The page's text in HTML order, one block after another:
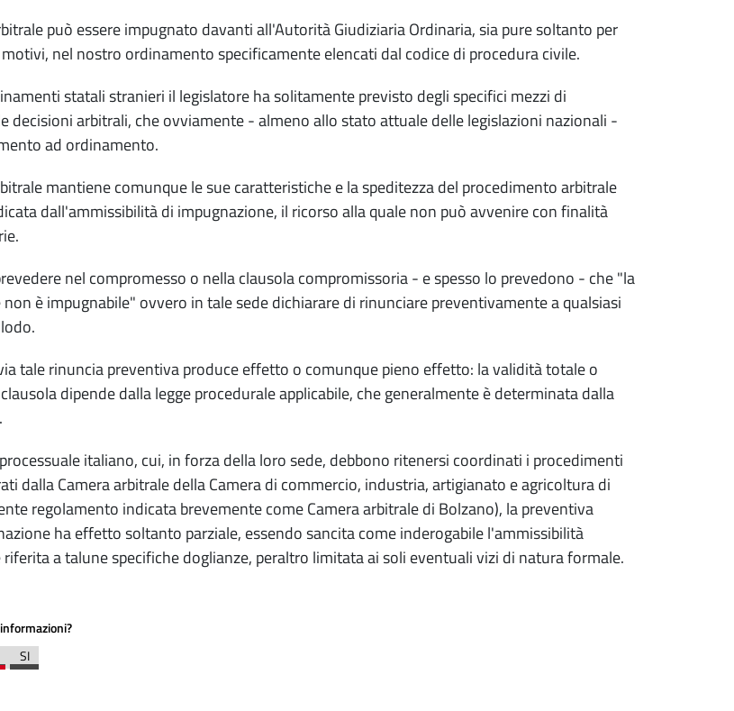
può essere impugnato davanti all'Autorità Giudiziaria Ordinaria, sia pure soltanto per
nel nostro ordinamento specificamente elencati dal codice di procedura civile.
statali stranieri il legislatore ha solitamente previsto degli specifici mezzi di
decisioni arbitrali, che ovviamente - almeno allo stato attuale delle legislazioni nazionali -
ad ordinamento.
mantiene comunque le sue caratteristiche e la speditezza del procedimento arbitrale
dall'ammissibilità di impugnazione, il ricorso alla quale non può avvenire con finalità
nel compromesso o nella clausola compromissoria - e spesso lo prevedono - che "la
è impugnabile" ovvero in tale sede dichiarare di rinunciare preventivamente a qualsiasi
tale rinuncia preventiva produce effetto o comunque pieno effetto: la validità totale o
dipende dalla legge procedurale applicabile, che generalmente è determinata dalla
italiano, cui, in forza della loro sede, debbono ritenersi coordinati i procedimenti
dalla Camera arbitrale della Camera di commercio, industria, artigianato e agricoltura di
regolamento indicata brevemente come Camera arbitrale di Bolzano), la preventiva
ha effetto soltanto parziale, essendo sancita come inderogabile l'ammissibilità
a talune specifiche doglianze, peraltro limitata ai soli eventuali vizi di natura formale.